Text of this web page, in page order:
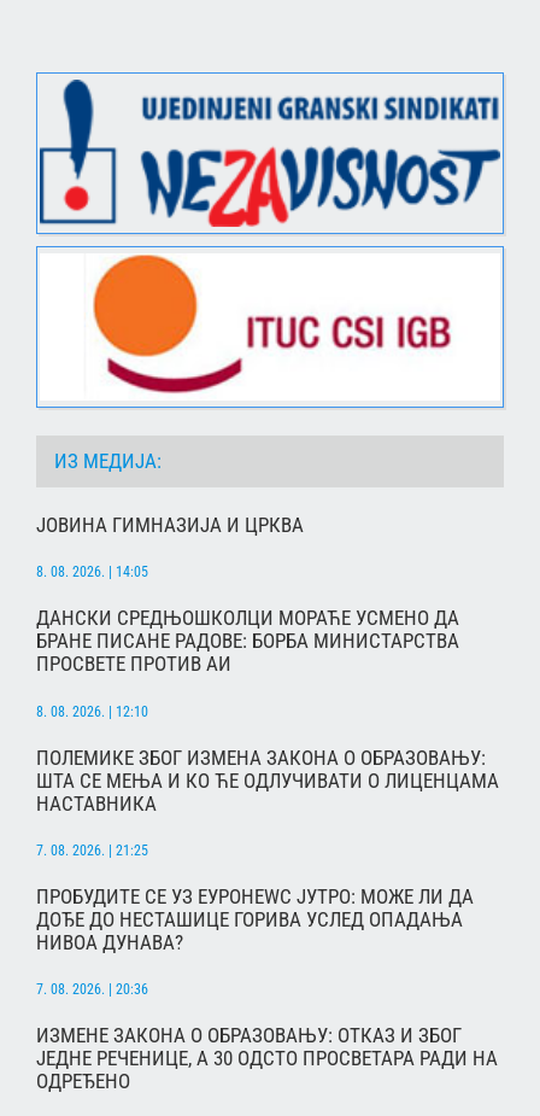
ИЗ МЕДИЈА:
ЈОВИНА ГИМНАЗИЈА И ЦРКВА
8. 08. 2026. | 14:05
ДАНСКИ СРЕДЊОШКОЛЦИ МОРАЋЕ УСМЕНО ДА
БРАНЕ ПИСАНЕ РАДОВЕ: БОРБА МИНИСТАРСТВА
ПРОСВЕТЕ ПРОТИВ АИ
8. 08. 2026. | 12:10
ПОЛЕМИКЕ ЗБОГ ИЗМЕНА ЗАКОНА О ОБРАЗОВАЊУ:
ШТА СЕ МЕЊА И КО ЋЕ ОДЛУЧИВАТИ О ЛИЦЕНЦАМА
НАСТАВНИКА
7. 08. 2026. | 21:25
ПРОБУДИТЕ СЕ УЗ ЕУРОНЕWС ЈУТРО: МОЖЕ ЛИ ДА
ДОЂЕ ДО НЕСТАШИЦЕ ГОРИВА УСЛЕД ОПАДАЊА
НИВОА ДУНАВА?
7. 08. 2026. | 20:36
ИЗМЕНЕ ЗАКОНА О ОБРАЗОВАЊУ: ОТКАЗ И ЗБОГ
ЈЕДНЕ РЕЧЕНИЦЕ, А 30 ОДСТО ПРОСВЕТАРА РАДИ НА
ОДРЕЂЕНО